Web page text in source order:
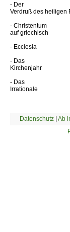
- Der
Verdruß des heiligen
- Christentum
auf griechisch
- Ecclesia
- Das
Kirchenjahr
- Das
Irrationale
Datenschutz| Ab